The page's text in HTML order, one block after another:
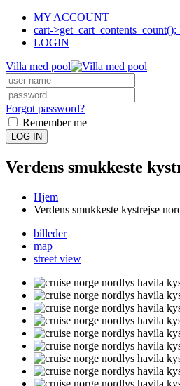
MY ACCOUNT
cart->get_cart_contents_count();
LOGIN
Villa med pool
Forgot password?
Remember me
LOG IN
Verdens smukkeste
Hjem
Verdens smukkeste kystrejse
billeder
map
street view